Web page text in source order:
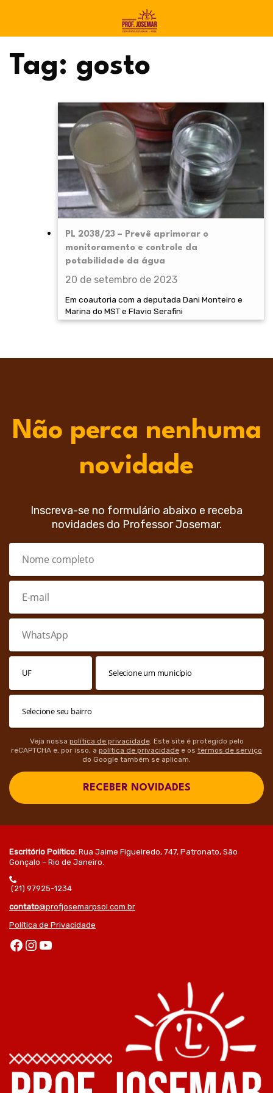
Tag: gosto
PL 2038/23 – Prevê aprimorar o
monitoramento e controle da
potabilidade da água
20 de setembro de 2023
Em coautoria com a deputada Dani Monteiro e
Marina do MST e Flavio Serafini
Não perca nenhuma
novidade
Inscreva-se no formulário abaixo e receba
novidades do Professor Josemar.
Veja nossa política de privacidade. Este site é protegido pelo
reCAPTCHA e, por isso, a política de privacidade e os termos de serviço
do Google também se aplicam.
RECEBER NOVIDADES
Escritório Político: Rua Jaime Figueiredo, 747, Patronato, São
Gonçalo – Rio de Janeiro.
(21) 97925-1234
contato@profjosemarpsol.com.br
Política de Privacidade
Facebook Instagram Youtube